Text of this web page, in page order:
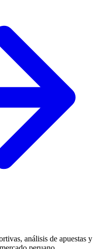
análisis de apuestas y